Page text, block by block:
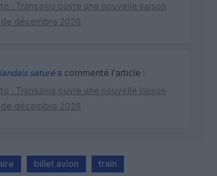
: Transavia ouvre une nouvelle liaison
décembre 2026
saturéa commenté l'article :
: Transavia ouvre une nouvelle liaison
décembre 2026
billet avion train